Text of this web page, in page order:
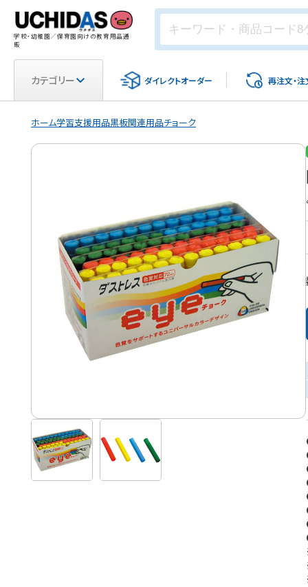
学校・幼稚園／保育園向けの教育用品通
販
カテゴリー ダイレクトオーダー 再注文・注
ホーム学習支援用品黒板関連用品チョーク